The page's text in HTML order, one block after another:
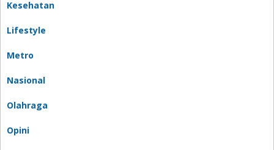
Kesehatan
Lifestyle
Metro
Nasional
Olahraga
Opini